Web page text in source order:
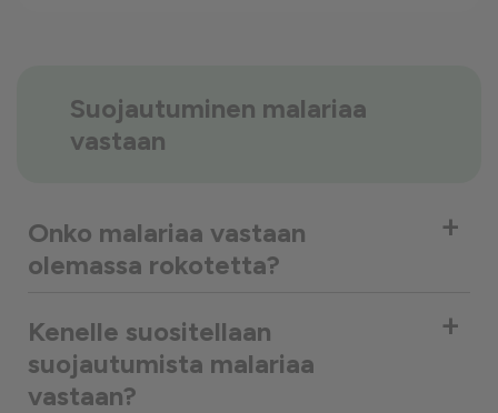
Suojautuminen malariaa
vastaan
Onko malariaa vastaan
olemassa rokotetta?
+
Kenelle suositellaan
suojautumista malariaa
vastaan?
+